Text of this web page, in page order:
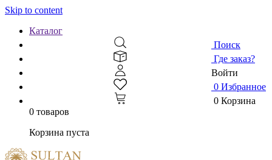
Skip to content
Каталог
Поиск
Где заказ?
Войти
0 Избранное
0 Корзина
0 товаров
Корзина пуста